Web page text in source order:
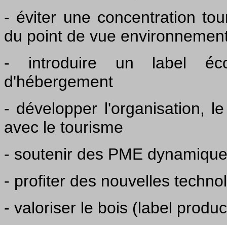
- éviter une concentration
du point de vue
- introduire un label
d'hébergement
- développer l'organisation,
avec le tourisme
- soutenir des PME
- profiter des nouvelles
- valoriser le bois (label